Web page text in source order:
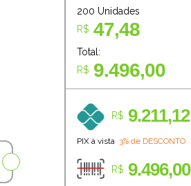
200 Unidades
R$ 47,48
Total:
R$ 9.496,00
R$ 9.211,12
PIX à vista 3% de DESCONTO
R$ 9.496,00